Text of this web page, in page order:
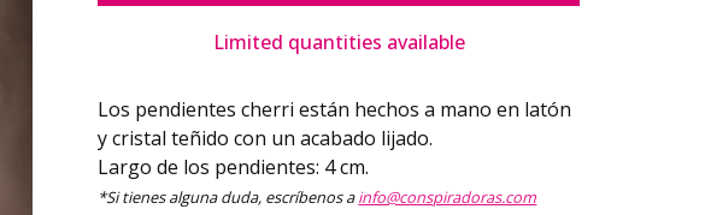
Limited quantities available
Los pendientes cherri están hechos a mano en latón
y cristal teñido con un acabado lijado.
Largo de los pendientes: 4 cm.
*Si tienes alguna duda, escríbenos ainfo@conspiradoras.com